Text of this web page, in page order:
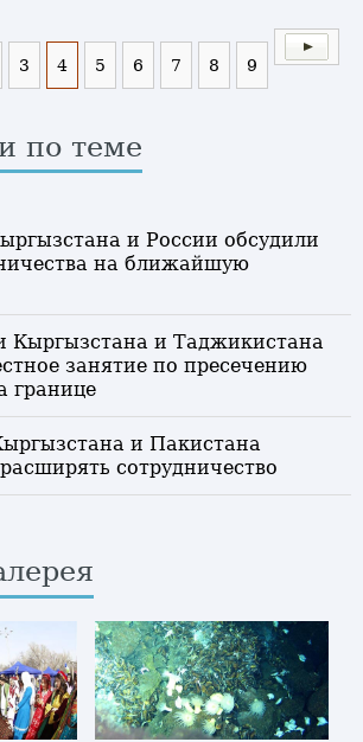
3 4 5 6 7 8 9
по теме
и России обсудили
на ближайшую
Кыргызстана и Таджикистана
занятие по пресечению
границе
и Пакистана
сотрудничество